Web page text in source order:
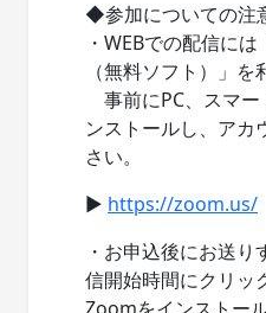
◆参加についての注
・WEBでの配信に
（無料ソフト）」を
事前にPC、スマ
ンストールし、アカ
さい。
▶ https://zoom.us/
・お申込後にお送
信開始時間にクリッ